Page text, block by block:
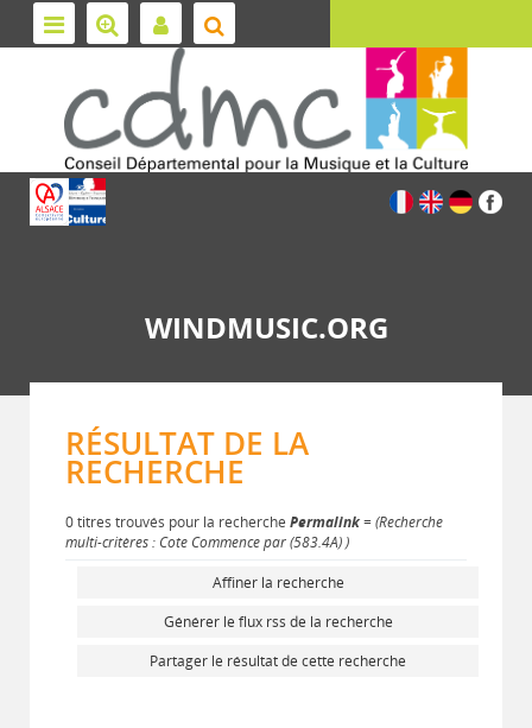
WINDMUSIC.ORG
RÉSULTAT DE LA
RECHERCHE
0 titres trouvés pour la recherche Permalink= (Recherche
multi-critères : Cote Commence par (583.4A) )
Affiner la recherche
Générer le flux rss de la recherche
Partager le résultat de cette recherche